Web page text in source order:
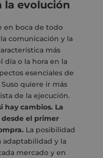
la evolución
en boca de todo
comunicación y la
más
día o la hora en la
esenciales de
quiere ir más
de la ejecución.
hay cambios. La
el primer
La posibilidad
y la
mercado y en